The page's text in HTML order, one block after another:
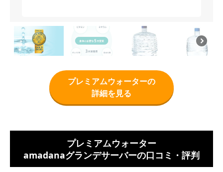
プレミアムウォーターの
詳細を見る
プレミアムウォーター
amadanaグランデサーバーの口コミ・評判